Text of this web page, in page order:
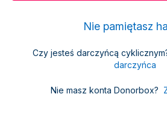
Nie pamiętasz
Czy jesteś darczyńcą
darczyńca
Nie masz konta Donorbox?